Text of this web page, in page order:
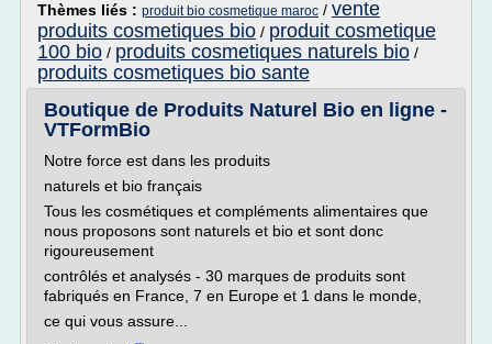
Thèmes liés : produit bio cosmetique maroc / vente
produits cosmetiques bio / produit cosmetique
100 bio / produits cosmetiques naturels bio /
produits cosmetiques bio sante
Boutique de Produits Naturel Bio en ligne -
VTFormBio
Notre force est dans les produits
naturels et bio français
Tous les cosmétiques et compléments alimentaires que
nous proposons sont naturels et bio et sont donc
rigoureusement
contrôlés et analysés - 30 marques de produits sont
fabriqués en France, 7 en Europe et 1 dans le monde,
ce qui vous assure...